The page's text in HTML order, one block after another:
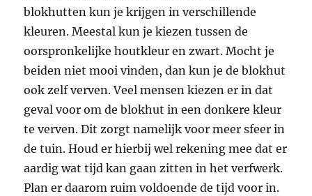
blokhutten kun je krijgen in verschillende
kleuren. Meestal kun je kiezen tussen de
oorspronkelijke houtkleur en zwart. Mocht je
beiden niet mooi vinden, dan kun je de blokhut
ook zelf verven. Veel mensen kiezen er in dat
geval voor om de blokhut in een donkere kleur
te verven. Dit zorgt namelijk voor meer sfeer in
de tuin. Houd er hierbij wel rekening mee dat er
aardig wat tijd kan gaan zitten in het verfwerk.
Plan er daarom ruim voldoende de tijd voor in.